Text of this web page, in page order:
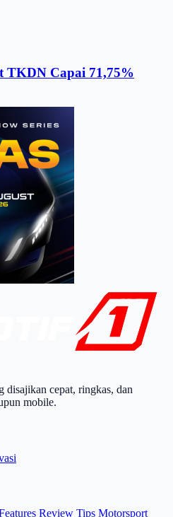
TKDN Capai 71,75%
disajikan cepat, ringkas, dan
mobile.
Review Tips Motorsport